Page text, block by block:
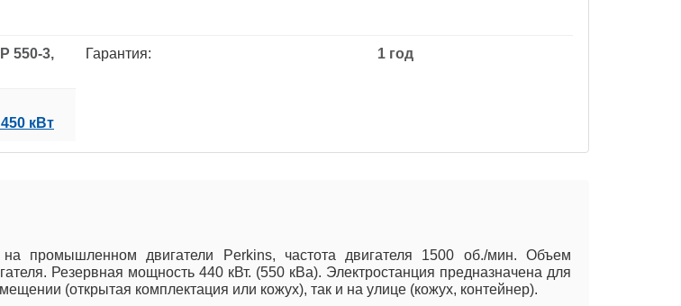
550-3,
Гарантия: 1 год
кВт
промышленном двигатели Perkins, частота двигателя 1500 об./мин. Объем
Резервная мощность 440 кВт. (550 кВа). Электростанция предназначена для
(открытая комплектация или кожух), так и на улице (кожух, контейнер).